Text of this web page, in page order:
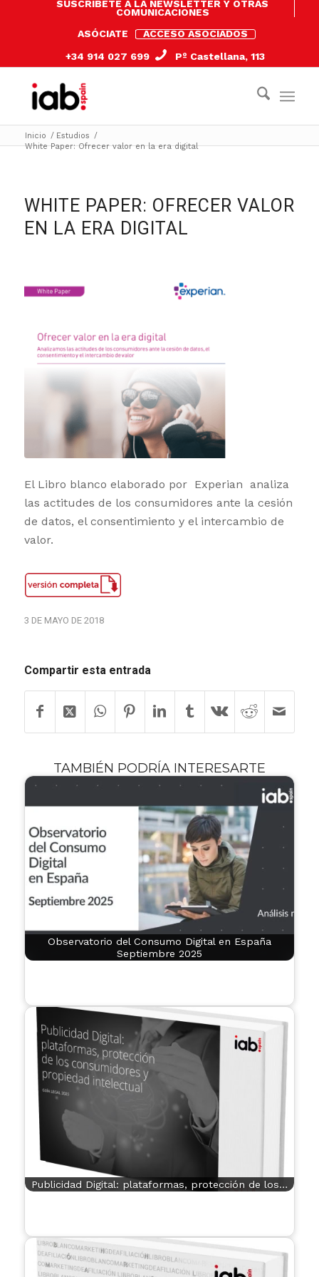
SUSCRÍBETE A LA NEWSLETTER Y OTRAS
COMUNICACIONES
ASÓCIATE
ACCESO ASOCIADOS
+34 914 027 699
Pº Castellana, 113
Inicio / Estudios /
White Paper: Ofrecer valor en la era digital
WHITE PAPER: OFRECER VALOR
EN LA ERA DIGITAL
El Libro blanco elaborado por Experian analiza
las actitudes de los consumidores ante la cesión
de datos, el consentimiento y el intercambio de
valor.
3 DE MAYO DE 2018
Compartir esta entrada
TAMBIÉN PODRÍA INTERESARTE
Observatorio del Consumo Digital en España
Septiembre 2025
Publicidad Digital: plataformas, protección de los…